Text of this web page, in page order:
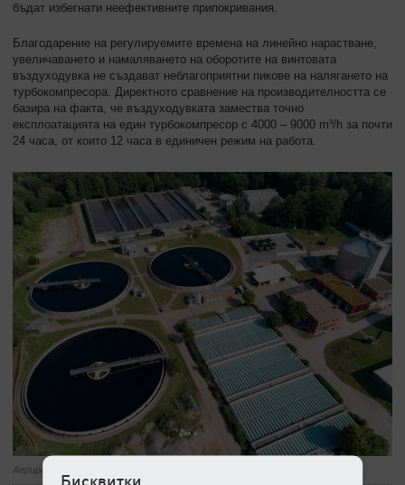
бъдат избегнати неефективните припокривания.
Благодарение на регулируемите времена на линейно нарастване,
увеличаването и намаляването на оборотите на винтовата
въздуходувка не създават неблагоприятни пикове на налягането на
турбокомпресора. Директното сравнение на производителността се
базира на факта, че въздуходувката замества точно
експлоатацията на един турбокомпресор с 4000 – 9000 m³/h за почти
24 часа, от които 12 часа в единичен режим на работа.
Аериращият басейн на пречиствателната станция в Люнебург.
Бисквитки